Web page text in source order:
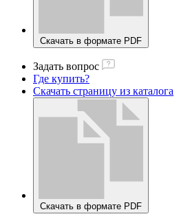
Скачать в формате PDF
Задать вопрос
Где купить?
Скачать страницу из каталога
Скачать в формате PDF